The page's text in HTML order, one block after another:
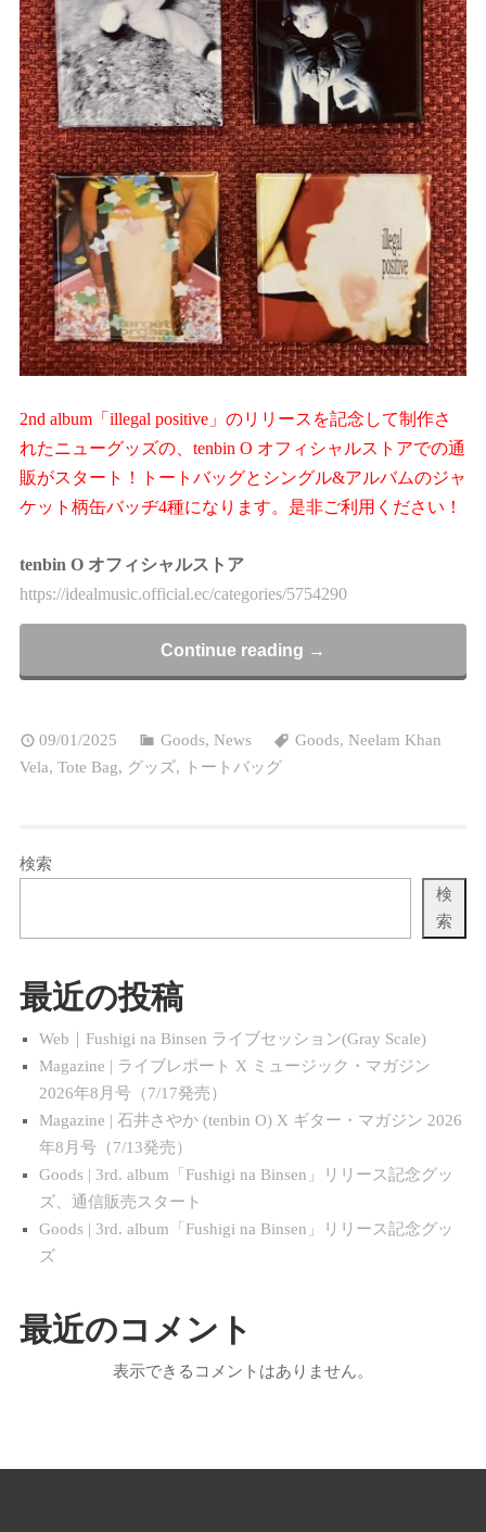
2nd album「illegal positive」のリリースを記念して制作さ
れたニューグッズの、tenbin O オフィシャルストアでの通
販がスタート！トートバッグとシングル&アルバムのジャ
ケット柄缶バッヂ4種になります。是非ご利用ください！
tenbin O オフィシャルストア
https://idealmusic.official.ec/categories/5754290
Continue reading →
09/01/2025 Goods, News Goods, Neelam Khan
Vela, Tote Bag, グッズ, トートバッグ
検索
検
索
最近の投稿
Web｜Fushigi na Binsen ライブセッション(Gray Scale)
Magazine | ライブレポート X ミュージック・マガジン
2026年8月号（7/17発売）
Magazine | 石井さやか (tenbin O) X ギター・マガジン 2026
年8月号（7/13発売）
Goods | 3rd. album「Fushigi na Binsen」リリース記念グッ
ズ、通信販売スタート
Goods | 3rd. album「Fushigi na Binsen」リリース記念グッ
ズ
最近のコメント
表示できるコメントはありません。